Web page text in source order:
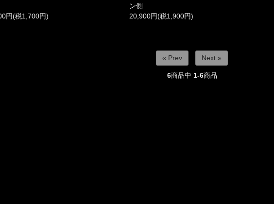
円(税1,700円)
ン側
20,900円(税1,900円)
« Prev Next »
6商品中 1-6商品